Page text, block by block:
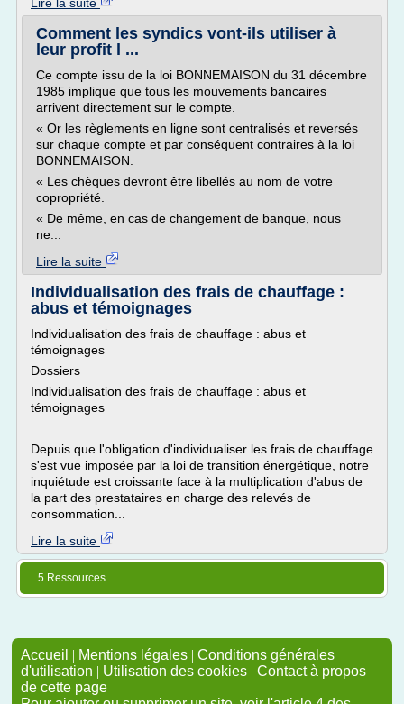
Comment les syndics vont-ils utiliser à
leur profit l ...
Ce compte issu de la loi BONNEMAISON du 31 décembre
1985 implique que tous les mouvements bancaires
arrivent directement sur le compte.
« Or les règlements en ligne sont centralisés et reversés
sur chaque compte et par conséquent contraires à la loi
BONNEMAISON.
« Les chèques devront être libellés au nom de votre
copropriété.
« De même, en cas de changement de banque, nous
ne...
Lire la suite
Individualisation des frais de chauffage :
abus et témoignages
Individualisation des frais de chauffage : abus et
témoignages
Dossiers
Individualisation des frais de chauffage : abus et
témoignages
Depuis que l'obligation d'individualiser les frais de chauffage
s'est vue imposée par la loi de transition énergétique, notre
inquiétude est croissante face à la multiplication d'abus de
la part des prestataires en charge des relevés de
consommation...
Lire la suite
5 Ressources
Accueil | Mentions légales | Conditions générales
d'utilisation | Utilisation des cookies | Contact à propos
de cette page